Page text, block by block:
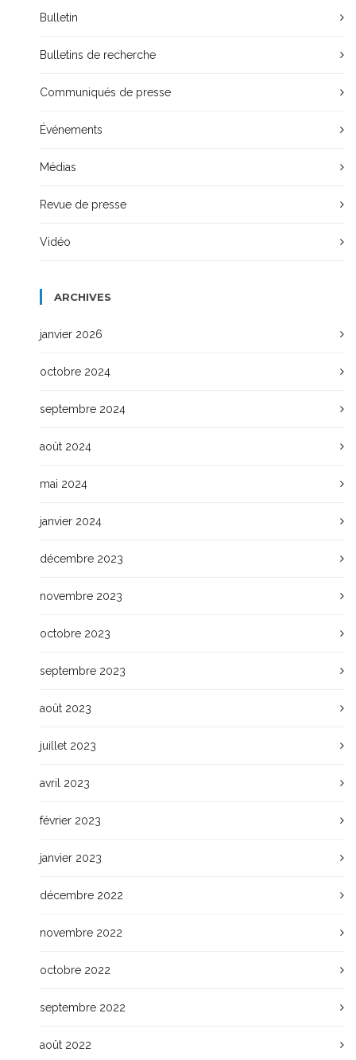
Bulletin
Bulletins de recherche
Communiqués de presse
Événements
Médias
Revue de presse
Vidéo
ARCHIVES
janvier 2026
octobre 2024
septembre 2024
août 2024
mai 2024
janvier 2024
décembre 2023
novembre 2023
octobre 2023
septembre 2023
août 2023
juillet 2023
avril 2023
février 2023
janvier 2023
décembre 2022
novembre 2022
octobre 2022
septembre 2022
août 2022